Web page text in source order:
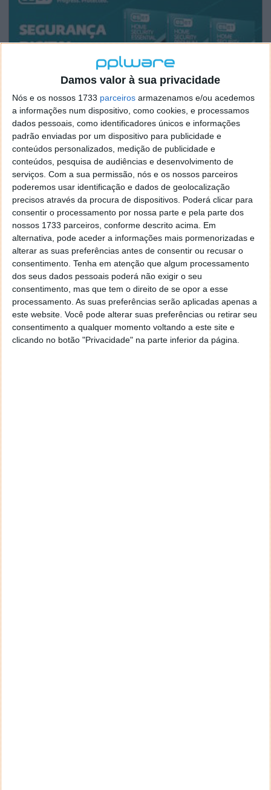
Damos valor à sua privacidade
Nós e os nossos 1733 parceiros armazenamos e/ou acedemos
a informações num dispositivo, como cookies, e processamos
dados pessoais, como identificadores únicos e informações
padrão enviadas por um dispositivo para publicidade e
conteúdos personalizados, medição de publicidade e
conteúdos, pesquisa de audiências e desenvolvimento de
serviços. Com a sua permissão, nós e os nossos parceiros
poderemos usar identificação e dados de geolocalização
precisos através da procura de dispositivos. Poderá clicar para
consentir o processamento por nossa parte e pela parte dos
nossos 1733 parceiros, conforme descrito acima. Em
alternativa, pode aceder a informações mais pormenorizadas e
alterar as suas preferências antes de consentir ou recusar o
consentimento. Tenha em atenção que algum processamento
dos seus dados pessoais poderá não exigir o seu
consentimento, mas que tem o direito de se opor a esse
processamento. As suas preferências serão aplicadas apenas a
este website. Você pode alterar suas preferências ou retirar seu
consentimento a qualquer momento voltando a este site e
clicando no botão "Privacidade" na parte inferior da página.